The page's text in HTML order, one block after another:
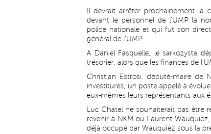
Il devrait arrêter prochainement
devant le personnel de l'UMP la
police nationale et qui fut son
général de l'UMP.
A Daniel Fasquelle, le sarkozyste
trésorier, alors que les finances de
Christian Estrosi, député-maire de
investitures, un poste appelé à
eux-mêmes leurs représentants aux
Luc Chatel ne souhaiterait pas
revenir à NKM ou Laurent
déjà occupé par Wauquiez sous la